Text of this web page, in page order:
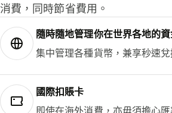
消費，同時節省費用。
隨時隨地管理你在世界各地的資
集中管理各種貨幣，兼享秒速兌
國際扣賬卡